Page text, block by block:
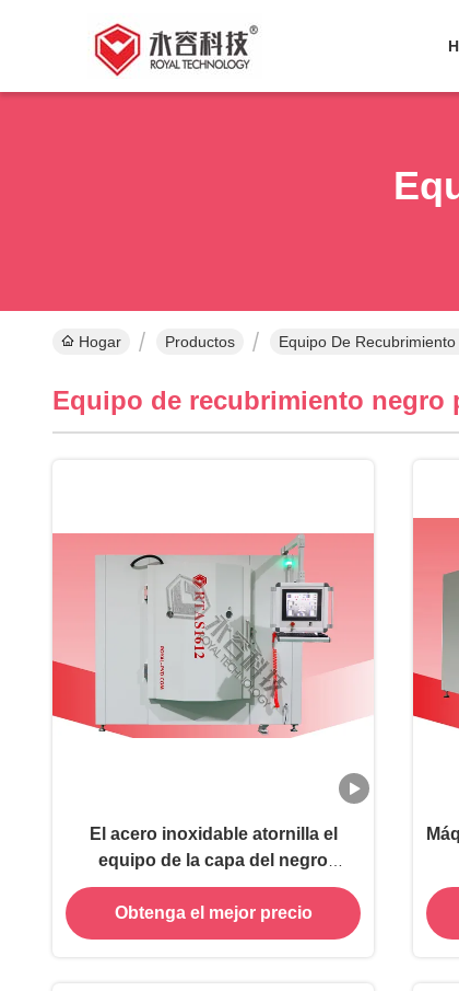
Hogar Productos Equipo De
Equipo de recubrimiento negro
El acero inoxidable atornilla el
equipo de la capa del negro
azabache, frecuencia intermedia
que farfulla la máquina de la
deposición de la película fina, capa
Obtenga el mejor precio